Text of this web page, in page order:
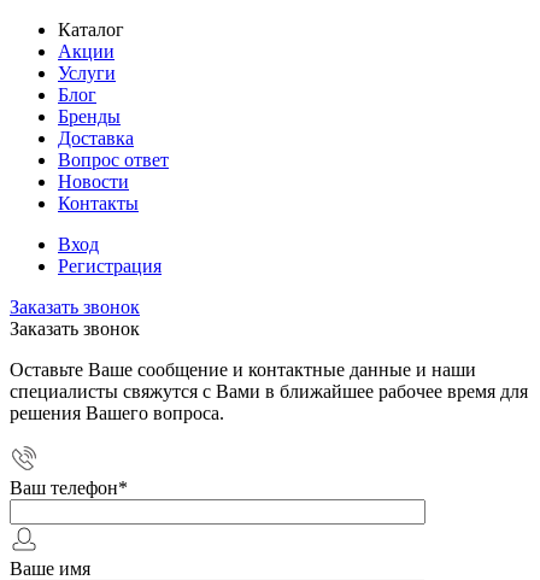
Каталог
Акции
Услуги
Блог
Бренды
Доставка
Вопрос ответ
Новости
Контакты
Вход
Регистрация
Заказать звонок
Заказать звонок
Оставьте Ваше сообщение и контактные данные и наши
специалисты свяжутся с Вами в ближайшее рабочее время для
решения Вашего вопроса.
Ваш телефон*
Ваше имя